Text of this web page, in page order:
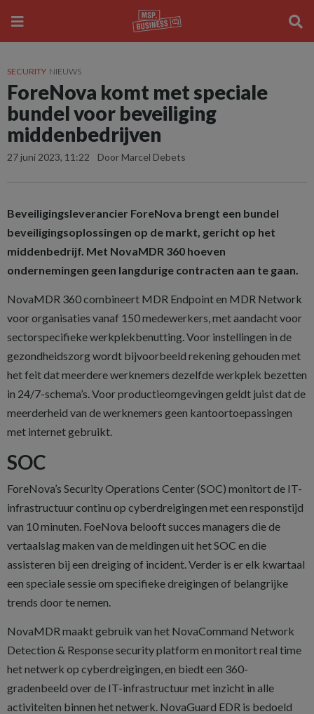
SECURITY NIEUWS
ForeNova komt met speciale
bundel voor beveiliging
middenbedrijven
27 juni 2023, 11:22 Door Marcel Debets
Beveiligingsleverancier ForeNova brengt een bundel
beveiligingsoplossingen op de markt, gericht op het
middenbedrijf. Met NovaMDR 360 hoeven
ondernemingen geen langdurige contracten aan te gaan.
NovaMDR 360 combineert MDR Endpoint en MDR Network
voor organisaties vanaf 150 medewerkers, met aandacht voor
sectorspecifieke werkplekbenutting. Voor instellingen in de
gezondheidszorg wordt bijvoorbeeld rekening gehouden met
het feit dat meerdere werknemers dezelfde werkplek bezetten
in 24/7-schema’s. Voor productieomgevingen geldt juist dat de
meerderheid van de werknemers geen kantoortoepassingen
met internet gebruikt.
SOC
ForeNova’s Security Operations Center (SOC) monitort de IT-
infrastructuur continu op cyberdreigingen met een responstijd
van 10 minuten. FoeNova belooft succes managers die de
vertaalslag maken van de meldingen uit het SOC en die
assisteren bij een dreiging of incident. Verder is er elk kwartaal
een speciale sessie om specifieke dreigingen of belangrijke
trends door te nemen.
NovaMDR maakt gebruik van het NovaCommand Network
Detection & Response security platform en monitort real time
het netwerk op cyberdreigingen, en biedt een 360-
gradenbeeld over de IT-infrastructuur met inzicht in alle
activiteiten binnen het netwerk. NovaGuard EDR is bedoeld